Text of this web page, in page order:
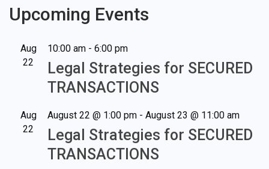
Upcoming Events
Aug
22
10:00 am - 6:00 pm
Legal Strategies for SECURED
TRANSACTIONS
Aug
22
August 22 @ 1:00 pm - August 23 @ 11:00 am
Legal Strategies for SECURED
TRANSACTIONS